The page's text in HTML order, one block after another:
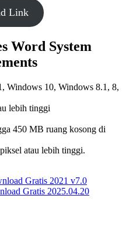
Link
Word System
Windows 10, Windows 8.1, 8,
lebih tinggi
450 MB ruang kosong di
atau lebih tinggi.
Gratis 2021 v7.0
Gratis 2025.04.20